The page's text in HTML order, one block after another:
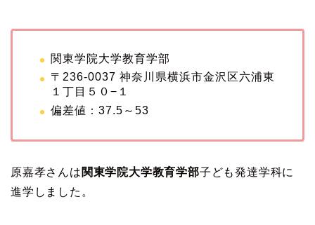
関東学院大学教育学部
〒236-0037 神奈川県横浜市金沢区六浦東
１丁目５０−１
偏差値：37.5～53
原嘉孝さんは 関東学院大学教育学部子ども発達学科に
進学しました。